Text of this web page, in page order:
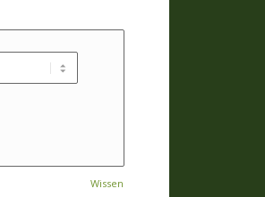
Wissen